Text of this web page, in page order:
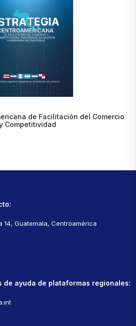
de Facilitación del Comercio
Competitividad
14, Guatemala, Centroamérica
de ayuda de plataformas regionales: